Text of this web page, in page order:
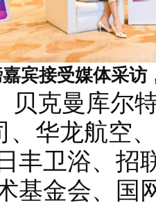
宾接受媒体采
贝克曼库尔
、华龙航空
丰卫浴、招
基金会、国